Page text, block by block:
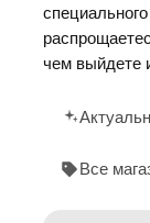
чем выйдете
Все